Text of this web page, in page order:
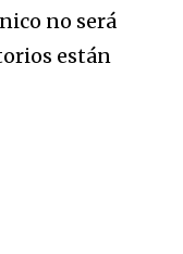
no será
están